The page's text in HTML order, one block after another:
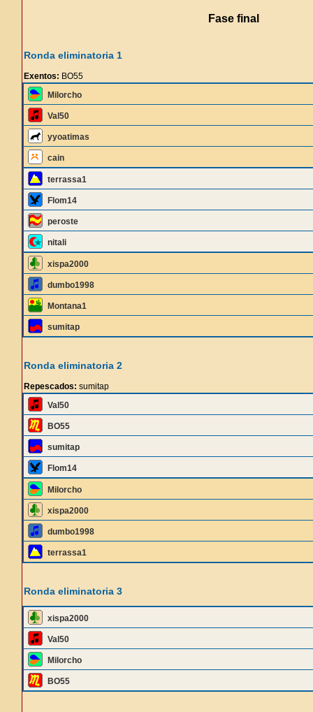
Fase final
Ronda eliminatoria 1
Exentos: BO55
Milorcho
Val50
yyoatimas
cain
terrassa1
Flom14
peroste
nitali
xispa2000
dumbo1998
Montana1
sumitap
Ronda eliminatoria 2
Repescados: sumitap
Val50
BO55
sumitap
Flom14
Milorcho
xispa2000
dumbo1998
terrassa1
Ronda eliminatoria 3
xispa2000
Val50
Milorcho
BO55